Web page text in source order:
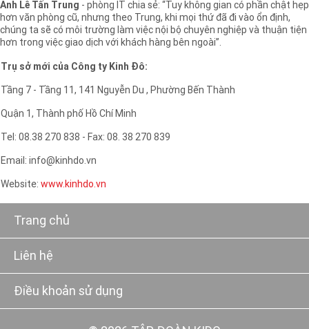
Anh Lê Tấn Trung - phòng IT chia sẻ: “Tuy không gian có phần chật hẹp
hơn văn phòng cũ, nhưng theo Trung, khi mọi thứ đã đi vào ổn định,
chúng ta sẽ có môi trường làm việc nội bộ chuyên nghiệp và thuận tiện
hơn trong việc giao dịch với khách hàng bên ngoài”.
Trụ sở mới của Công ty Kinh Đô:
Tầng 7 - Tầng 11, 141 Nguyễn Du , Phường Bến Thành
Quận 1, Thành phố Hồ Chí Minh
Tel: 08.38 270 838 - Fax: 08. 38 270 839
Email: info@kinhdo.vn
Website: www.kinhdo.vn
Trang chủ
Liên hệ
Điều khoản sử dụng